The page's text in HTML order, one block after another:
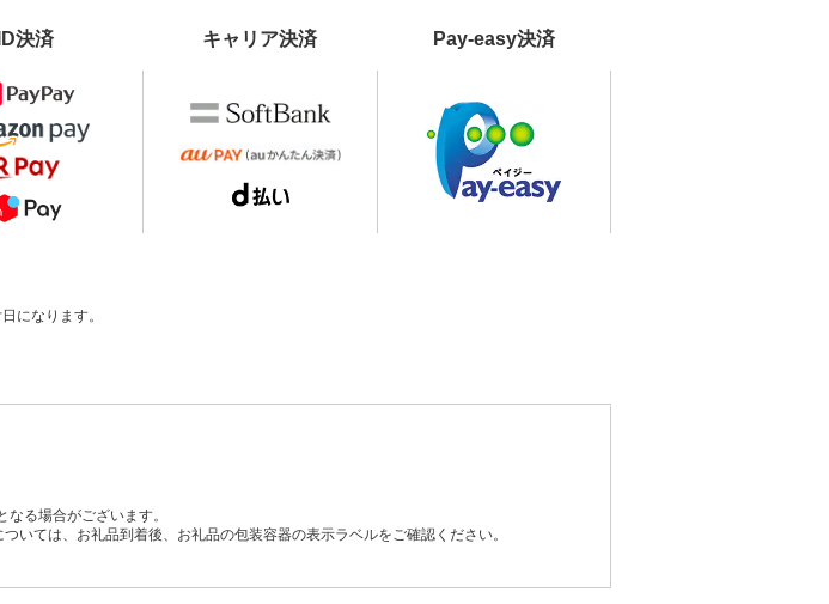
ID決済 キャリア決済 Pay-easy決済
になります。
る場合がございます。
ては、お礼品到着後、お礼品の包装容器の表示ラベルをご確認ください。